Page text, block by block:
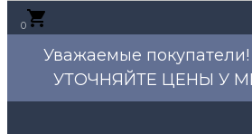
0
Уважаемые
УТОЧНЯЙТЕ ЦЕНЫ У